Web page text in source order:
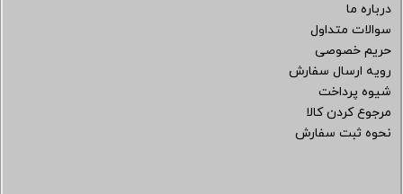
درباره ما
سوالات متداول
حریم خصوصی
رویه ارسال سفارش
شیوه پرداخت
مرجوع کردن کالا
نحوه ثبت سفارش